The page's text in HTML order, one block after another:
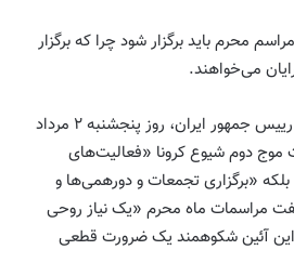
محرم باید برگزار شود چرا که برگزار
می‌خواهند.
از سوی دیگر حسن روحانی، رییس جمهور ایران، روز پنجشنبه ۲ مرداد
موج دوم شیوع کرونا «فعالیت‌های
«برگزاری تجمعات و دورهمی‌ها و
مراسمات ماه محرم «یک نیاز روحی
این آئین شکوهمند یک ضرورت قطعی